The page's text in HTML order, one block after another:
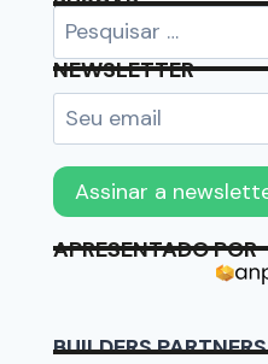
NEWSLETTER
APRESENTADO POR
BUILDERS PARTNERS